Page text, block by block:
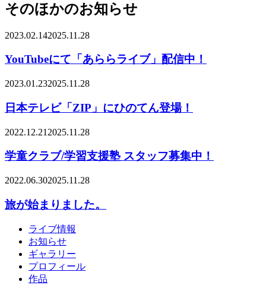
ビ
ゲ
ー
ョ
そのほかのお知らせ
2023.02.142025.11.28
YouTubeにて「あららライブ」配信中！
2023.01.232025.11.28
日本テレビ「ZIP」にひのてん登場！
2022.12.21 2025.11.28
学童クラブ/学習支援塾 スタッフ募集中！
2022.06.302025.11.28
旅が始まりました。
ライブ情報
お知らせ
ギャラリー
プロフィール
作品